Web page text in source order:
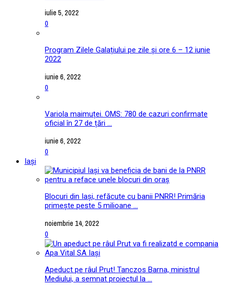
iulie 5, 2022
0
Program Zilele Galațiului pe zile și ore 6 – 12 iunie
2022
iunie 6, 2022
0
Variola maimuței. OMS: 780 de cazuri confirmate
oficial în 27 de țări ...
iunie 6, 2022
0
Iași
Blocuri din Iași, refăcute cu banii PNRR! Primăria
primește peste 5 milioane ...
noiembrie 14, 2022
0
Apeduct pe râul Prut! Tanczos Barna, ministrul
Mediului, a semnat proiectul la ...